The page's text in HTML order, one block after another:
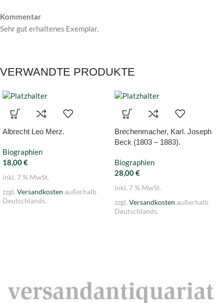
Kommentar
Sehr gut erhaltenes Exemplar.
VERWANDTE PRODUKTE
Albrecht Leo Merz.
Biographien
18,00€
inkl. 7 % MwSt.
zzgl. Versandkosten außerhalb
Deutschlands.
Brechenmacher, Karl. Joseph
Beck (1803 – 1883).
Biographien
28,00€
inkl. 7 % MwSt.
zzgl. Versandkosten außerhalb
Deutschlands.